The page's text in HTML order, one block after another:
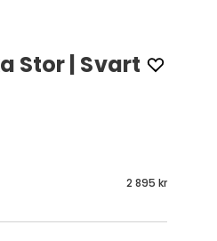
Stor | Svart
2 895 kr